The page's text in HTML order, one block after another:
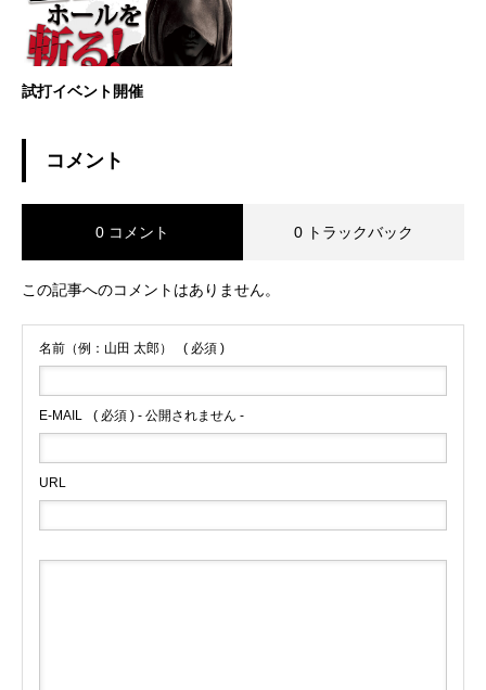
試打イベント開催
コメント
0 コメント 0 トラックバック
この記事へのコメントはありません。
名前（例：山田 太郎） ( 必須 )
E-MAIL ( 必須 ) - 公開されません -
URL